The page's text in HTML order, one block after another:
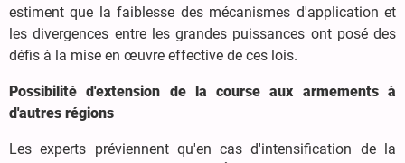
estiment que la faiblesse des mécanismes d'application et
les divergences entre les grandes puissances ont posé des
défis à la mise en œuvre effective de ces lois.
Possibilité d'extension de la course aux armements à
d'autres régions
Les experts préviennent qu'en cas d'intensification de la